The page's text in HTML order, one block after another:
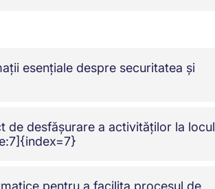
esențiale despre securitatea și
de desfășurare a activităților la locul